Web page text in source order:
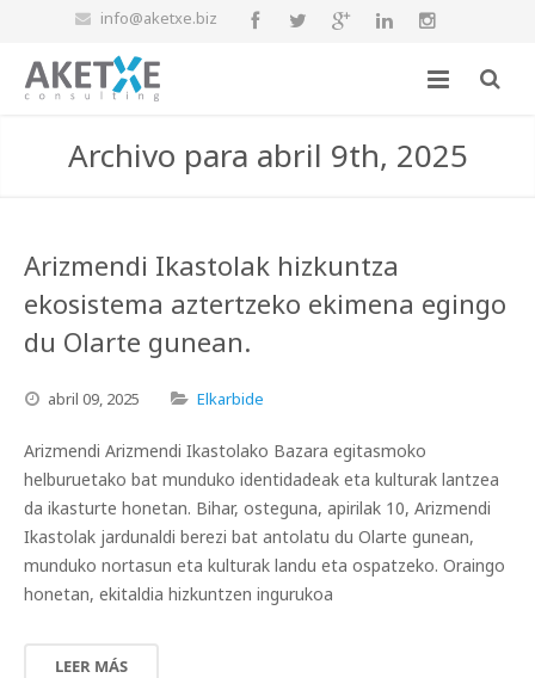
info@aketxe.biz
Archivo para abril 9th, 2025
Arizmendi Ikastolak hizkuntza
ekosistema aztertzeko ekimena egingo
du Olarte gunean.
abril 09, 2025 Elkarbide
Arizmendi Arizmendi Ikastolako Bazara egitasmoko
helburuetako bat munduko identidadeak eta kulturak lantzea
da ikasturte honetan. Bihar, osteguna, apirilak 10, Arizmendi
Ikastolak jardunaldi berezi bat antolatu du Olarte gunean,
munduko nortasun eta kulturak landu eta ospatzeko. Oraingo
honetan, ekitaldia hizkuntzen ingurukoa
LEER MÁS